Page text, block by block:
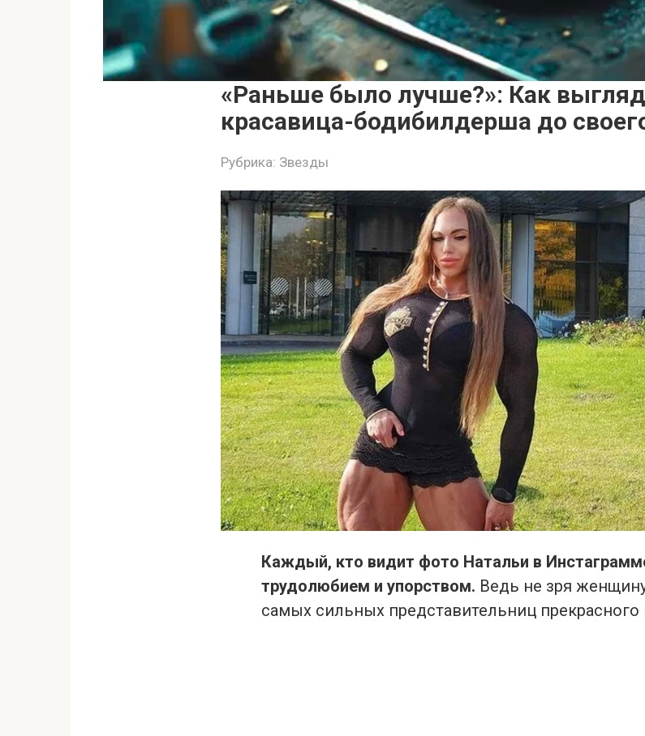
«Раньше было лучше?»: Как
красавица-бодибилдерша до
Рубрика: Звезды
Каждый, кто видит фото Натальи в
трудолюбием и упорством. Ведь не зря
самых сильных представительниц прекрасного